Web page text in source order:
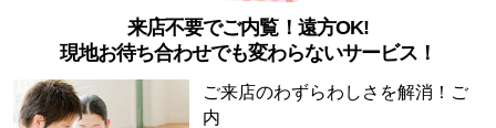
来店不要でご内覧！遠方OK!
現地お待ち合わせでも変わらないサービス！
ご来店のわずらわしさを解消！ご
内